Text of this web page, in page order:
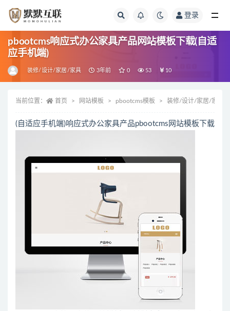
登录
pbootcms响应式办公家具产品网站模板下载(自适
应手机端)
装修/设计/家居/家具 3年前 0 53 10
当前位置： 首页 网站模板 pbootcms模板 装修/设计/家居/家具
(自适应手机端)响应式办公家具产品pbootcms网站模板下载